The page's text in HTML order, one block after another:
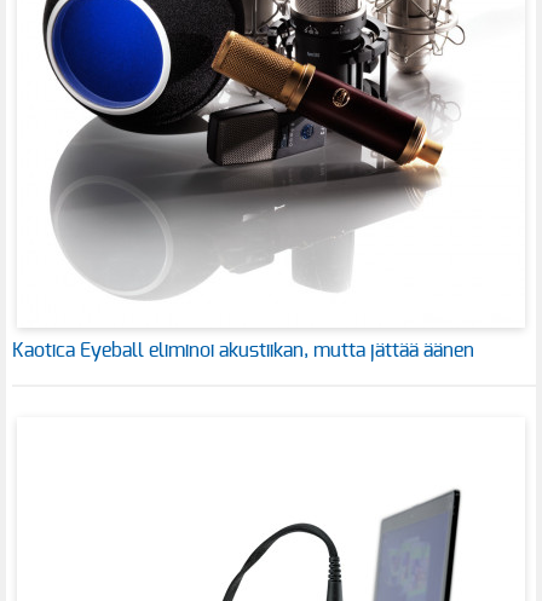
Kaotica Eyeball eliminoi akustiikan, mutta jättää äänen